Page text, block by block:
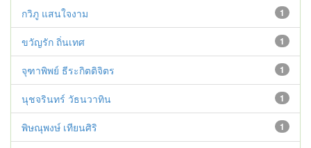
1
กวิภู แสนใจงาม
1
ขวัญรัก ถิ่นเทศ
1
จุฑาพิพย์ ธีระกิตติจิตร
1
นุชจรินทร์ วัธนวาทิน
1
พิษณุพงษ์ เทียนศิริ